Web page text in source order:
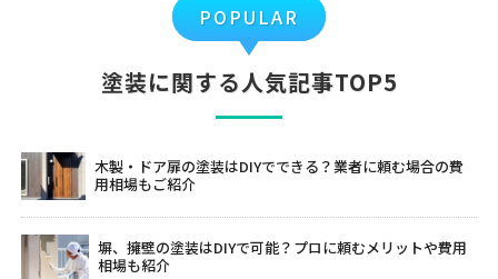
POPULAR
塗装に関する人気記事TOP5
木製・ドア扉の塗装はDIYでできる？業者に頼む場合の費
用相場もご紹介
塀、擁壁の塗装はDIYで可能？プロに頼むメリットや費用
相場も紹介